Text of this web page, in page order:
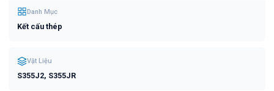
Danh Mục
Kết cấu thép
Vật Liệu
S355J2, S355JR